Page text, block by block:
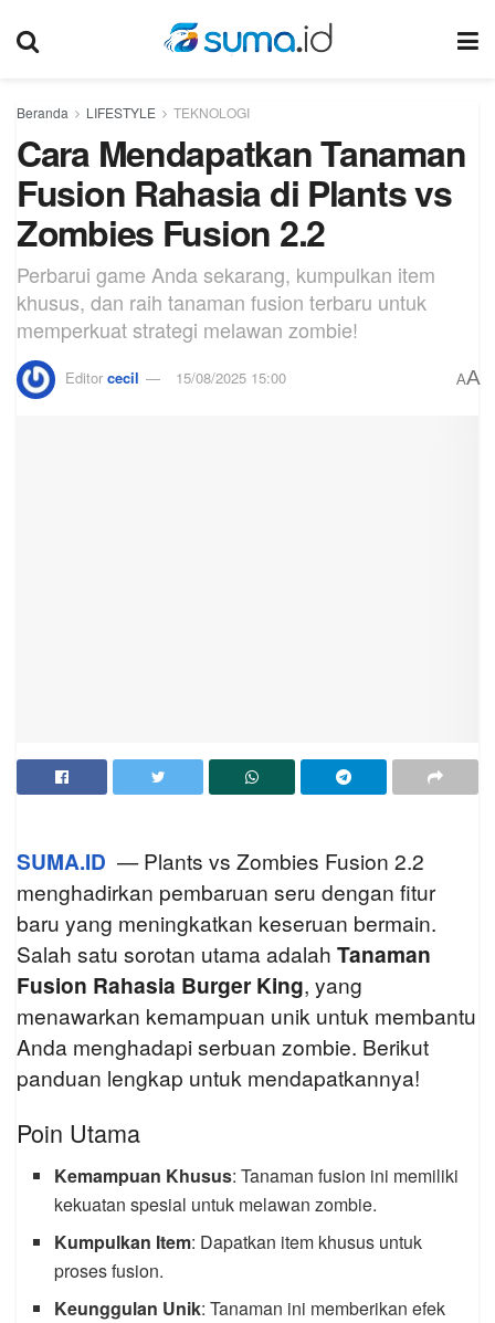
Beranda LIFESTYLE TEKNOLOGI
Cara Mendapatkan Tanaman
Fusion Rahasia di Plants vs
Zombies Fusion 2.2
Perbarui game Anda sekarang, kumpulkan item
khusus, dan raih tanaman fusion terbaru untuk
memperkuat strategi melawan zombie!
Editor cecil 15/08/2025 15:00 AA
SUMA.ID — Plants vs Zombies Fusion 2.2
menghadirkan pembaruan seru dengan fitur
baru yang meningkatkan keseruan bermain.
Salah satu sorotan utama adalah Tanaman
Fusion Rahasia Burger King, yang
menawarkan kemampuan unik untuk membantu
Anda menghadapi serbuan zombie. Berikut
panduan lengkap untuk mendapatkannya!
Poin Utama
Kemampuan Khusus: Tanaman fusion ini memiliki
kekuatan spesial untuk melawan zombie.
Kumpulkan Item: Dapatkan item khusus untuk
proses fusion.
Keunggulan Unik: Tanaman ini memberikan efek